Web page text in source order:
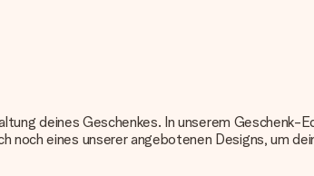
deines Geschenkes. In unserem Geschenk-
eines unserer angebotenen Designs, um